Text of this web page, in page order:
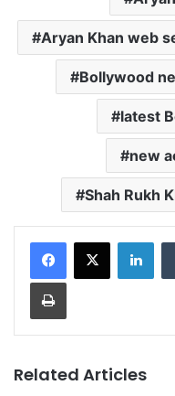
Aryan Khan web
Bollywood
latest
new
Shah Rukh
Print
Related Articles